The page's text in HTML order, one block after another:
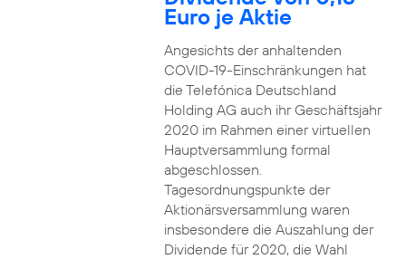
Euro je Aktie
Angesichts der anhaltenden
COVID-19-Einschränkungen hat
die Telefónica Deutschland
Holding AG auch ihr Geschäftsjahr
2020 im Rahmen einer virtuellen
Hauptversammlung formal
abgeschlossen.
Tagesordnungspunkte der
Aktionärsversammlung waren
insbesondere die Auszahlung der
Dividende für 2020, die Wahl